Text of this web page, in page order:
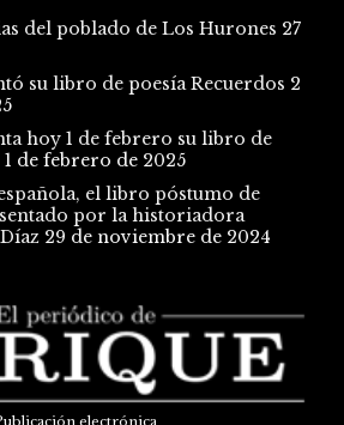
del poblado de Los Hurones 27
su libro de poesía Recuerdos 2
hoy 1 de febrero su libro de
1 de febrero de 2025
el libro póstumo de
por la historiadora
29 de noviembre de 2024